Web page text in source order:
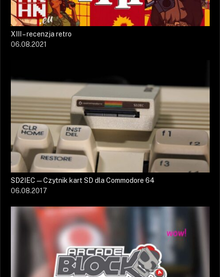
XIII – recenzja retro
06.08.2021
SD2IEC — Czytnik kart SD dla Commodore 64
06.08.2017